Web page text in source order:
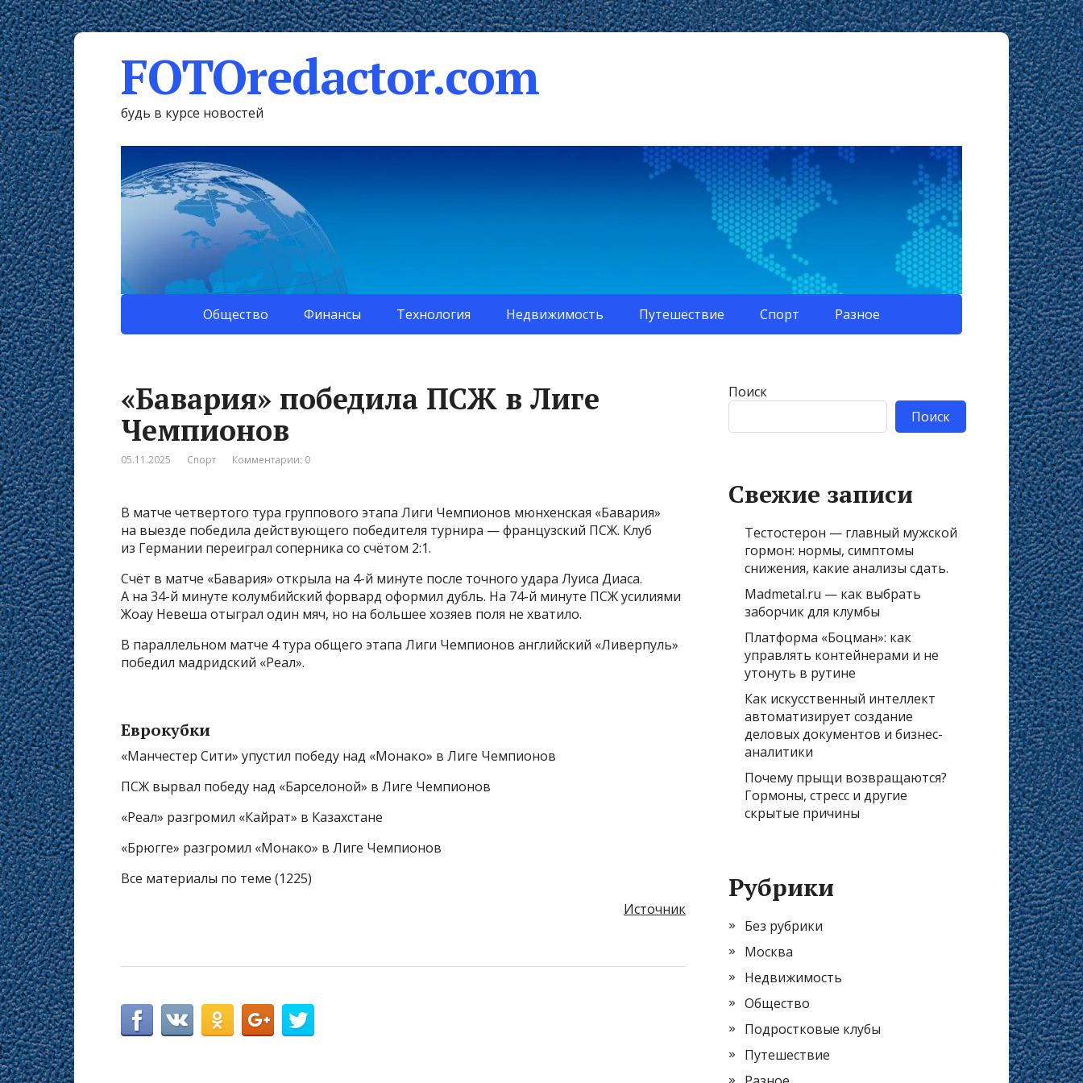
FOTOredactor.com
будь в курсе новостей
Общество Финансы Технология Недвижимость Путешествие Спорт Разное
«Бавария» победила ПСЖ в Лиге
Чемпионов
05.11.2025 Спорт Комментарии: 0
В матче четвертого тура группового этапа Лиги Чемпионов мюнхенская «Бавария»
на выезде победила действующего победителя турнира — французский ПСЖ. Клуб
из Германии переиграл соперника со счётом 2:1.
Счёт в матче «Бавария» открыла на 4-й минуте после точного удара Луиса Диаса.
А на 34-й минуте колумбийский форвард оформил дубль. На 74-й минуте ПСЖ усилиями
Жоау Невеша отыграл один мяч, но на большее хозяев поля не хватило.
В параллельном матче 4 тура общего этапа Лиги Чемпионов английский «Ливерпуль»
победил мадридский «Реал».
Еврокубки
«Манчестер Сити» упустил победу над «Монако» в Лиге Чемпионов
ПСЖ вырвал победу над «Барселоной» в Лиге Чемпионов
«Реал» разгромил «Кайрат» в Казахстане
«Брюгге» разгромил «Монако» в Лиге Чемпионов
Все материалы по теме (1225)
Источник
Поиск
Поиск
Свежие записи
Тестостерон — главный мужской
гормон: нормы, симптомы
снижения, какие анализы сдать.
Madmetal.ru — как выбрать
заборчик для клумбы
Платформа «Боцман»: как
управлять контейнерами и не
утонуть в рутине
Как искусственный интеллект
автоматизирует создание
деловых документов и бизнес-
аналитики
Почему прыщи возвращаются?
Гормоны, стресс и другие
скрытые причины
Рубрики
Без рубрики
Москва
Недвижимость
Общество
Подростковые клубы
Путешествие